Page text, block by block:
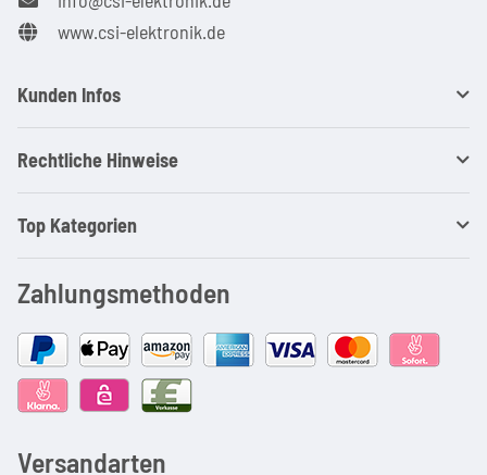
www.csi-elektronik.de
Kunden Infos
Rechtliche Hinweise
Top Kategorien
Zahlungsmethoden
Versandarten